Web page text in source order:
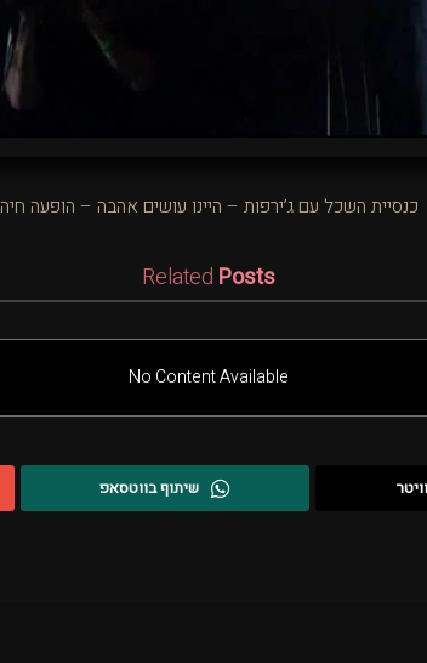
כנסיית השכל עם ג’ירפות – היינו עושים אהבה – הופעה חיה
Related Posts
No Content Available
שיתוף בווטסאפ